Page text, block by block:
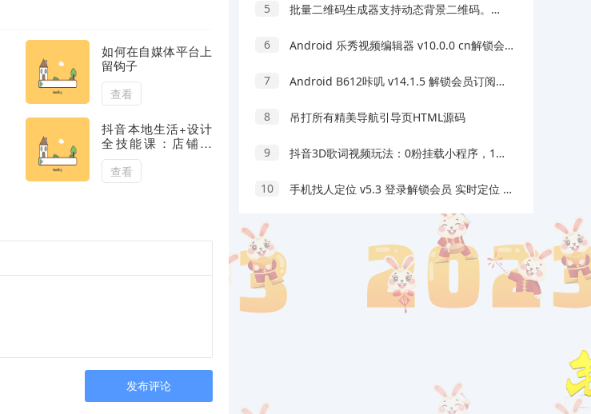
如何在自媒体平台上
留钩子
查看
抖音本地生活+设计
全技能课：店铺运
营，剪映、PS、AI
创作，多场景实操
查看
发布评论
5 批量二维码生成器支持动态背景二维码。用Python编写，因引用了三种二维码的模块
6 Android 乐秀视频编辑器 v10.0.0 cn解锁会员素材
7 Android B612咔叽 v14.1.5 解锁会员订阅版
8 吊打所有精美导航引导页HTML源码
9 抖音3D歌词视频玩法：0粉挂载小程序，10分钟出成品，月收入万元
10 手机找人定位 v5.3 登录解锁会员 实时定位 精准报备 防出轨